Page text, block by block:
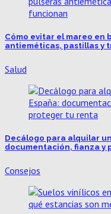
Cómo evitar el mareo en
antieméticas, pastillas y
Salud
Decálogo para alquilar
documentación, fianza y
Consejos